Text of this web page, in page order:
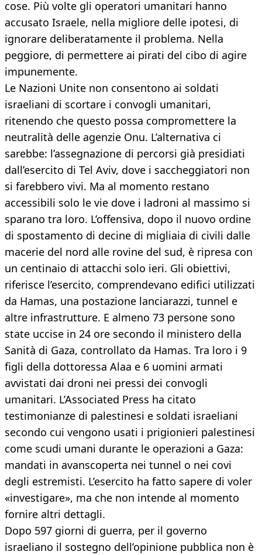
cose. Più volte gli operatori umanitari hanno
accusato Israele, nella migliore delle ipotesi, di
ignorare deliberatamente il problema. Nella
peggiore, di permettere ai pirati del cibo di agire
impunemente.
Le Nazioni Unite non consentono ai soldati
israeliani di scortare i convogli umanitari,
ritenendo che questo possa compromettere la
neutralità delle agenzie Onu. L’alternativa ci
sarebbe: l’assegnazione di percorsi già presidiati
dall’esercito di Tel Aviv, dove i saccheggiatori non
si farebbero vivi. Ma al momento restano
accessibili solo le vie dove i ladroni al massimo si
sparano tra loro. L’offensiva, dopo il nuovo ordine
di spostamento di decine di migliaia di civili dalle
macerie del nord alle rovine del sud, è ripresa con
un centinaio di attacchi solo ieri. Gli obiettivi,
riferisce l’esercito, comprendevano edifici utilizzati
da Hamas, una postazione lanciarazzi, tunnel e
altre infrastrutture. E almeno 73 persone sono
state uccise in 24 ore secondo il ministero della
Sanità di Gaza, controllato da Hamas. Tra loro i 9
figli della dottoressa Alaa e 6 uomini armati
avvistati dai droni nei pressi dei convogli
umanitari. L’Associated Press ha citato
testimonianze di palestinesi e soldati israeliani
secondo cui vengono usati i prigionieri palestinesi
come scudi umani durante le operazioni a Gaza:
mandati in avanscoperta nei tunnel o nei covi
degli estremisti. L’esercito ha fatto sapere di voler
«investigare», ma che non intende al momento
fornire altri dettagli.
Dopo 597 giorni di guerra, per il governo
israeliano il sostegno dell’opinione pubblica non è